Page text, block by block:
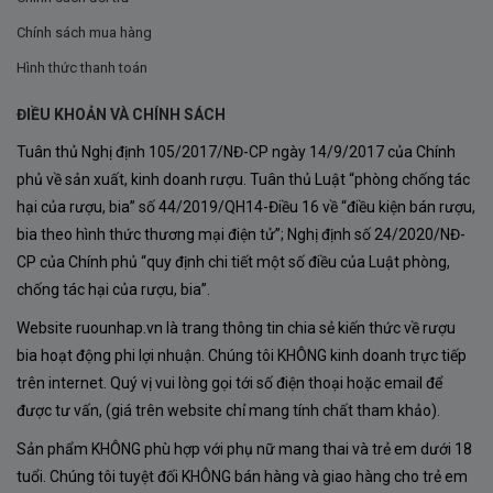
60% Syrah– trồng trên cao nguyên đá vôi hướng
Bắc, cho hương thơm tinh tế và độ chua tự nhiên
20% Mourvèdre– phát triển mạnh mẽ trên đất đá
cuội tại Aniane, mang lại độ đậm đà
20% Grenache– góp phần tạo nên sự mượt mà và
ấm áp
Quy trình sản xuất Rượu Vang Domaine de
Mỗi giống nho được thu hoạch thủ công tại thời điểm
đạt độ chín tối ưu, sau đó được xử lý riêng biệt để đảm
bảo giữ nguyên vẹn đặc trưng của từng loại. Quá trình
sản xuất tại Domaine de Montcalmès là sự kết hợp
hoàn hảo giữa phương pháp truyền thống và kỹ thuật
Chính sách mua hàng
Hình thức thanh toán
ĐIỀU KHOẢN VÀ CHÍNH SÁCH
Tuân thủ Nghị định 105/2017/NĐ-CP ngày 14/9/2017 của Chính
phủ về sản xuất, kinh doanh rượu. Tuân thủ Luật “phòng chống tác
hại của rượu, bia” số 44/2019/QH14-Điều 16 về “điều kiện bán rượu,
bia theo hình thức thương mại điện tử”; Nghị định số 24/2020/NĐ-
CP của Chính phủ “quy định chi tiết một số điều của Luật phòng,
chống tác hại của rượu, bia”.
Website ruounhap.vn là trang thông tin chia sẻ kiến thức về rượu
bia hoạt động phi lợi nhuận. Chúng tôi KHÔNG kinh doanh trực tiếp
trên internet. Quý vị vui lòng gọi tới số điện thoại hoặc email để
được tư vấn, (giá trên website chỉ mang tính chất tham khảo).
Sản phẩm KHÔNG phù hợp với phụ nữ mang thai và trẻ em dưới 18
tuổi. Chúng tôi tuyệt đối KHÔNG bán hàng và giao hàng cho trẻ em